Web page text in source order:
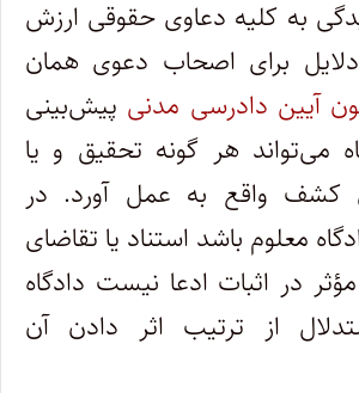
به کلیه دعاوی حقوقی ارزش
برای اصحاب دعوی همان
آیین دادرسی مدنی پیش‌بینی
می‌تواند هر گونه تحقیق و یا
کشف واقع به عمل آورد. در
معلوم باشد استناد یا تقاضای
در اثبات ادعا نیست دادگاه
از ترتیب اثر دادن آن